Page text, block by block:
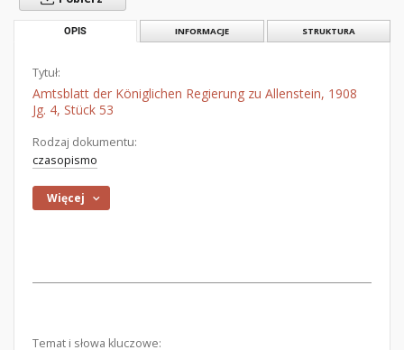
OPIS INFORMACJE STRUKTURA
Tytuł:
Amtsblatt der Königlichen Regierung zu Allenstein, 1908
Jg. 4, Stück 53
Rodzaj dokumentu:
czasopismo
Więcej
Temat i słowa kluczowe: